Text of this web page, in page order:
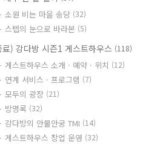
소원 비는 마을 송당 (32)
스텝의 눈으로 바라본 (5)
료) 강다방 시즌1 게스트하우스 (118)
게스트하우스 소개 · 예약 · 위치 (12)
연계 서비스 · 프로그램 (7)
모두의 광장 (21)
방명록 (32)
강다방의 안물안궁 TMI (14)
게스트하우스 창업 운영 (32)